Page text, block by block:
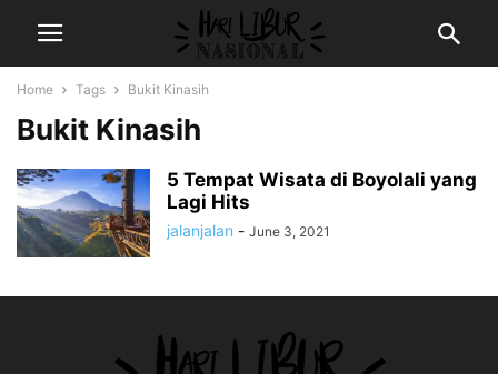
Home Tags Bukit Kinasih
Bukit Kinasih
5 Tempat Wisata di Boyolali yang
Lagi Hits
jalanjalan - June 3, 2021